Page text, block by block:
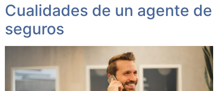
Cualidades de un agente de
seguros